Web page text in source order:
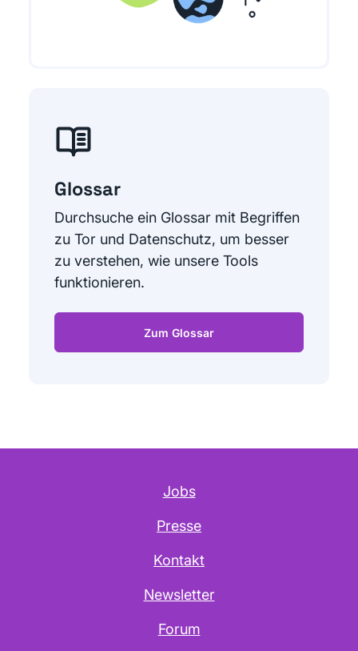
Glossar
Durchsuche ein Glossar mit Begriffen
zu Tor und Datenschutz, um besser
zu verstehen, wie unsere Tools
funktionieren.
Zum Glossar
Jobs
Presse
Kontakt
Newsletter
Forum